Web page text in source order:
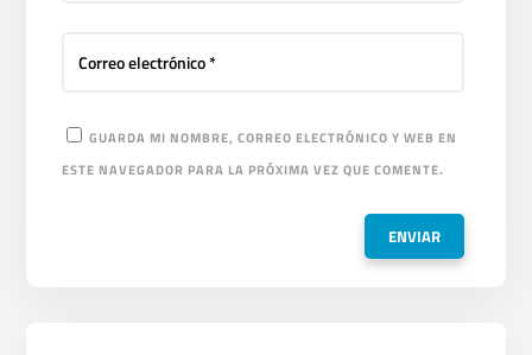
GUARDA MI NOMBRE, CORREO ELECTRÓNICO Y WEB EN
ESTE NAVEGADOR PARA LA PRÓXIMA VEZ QUE COMENTE.